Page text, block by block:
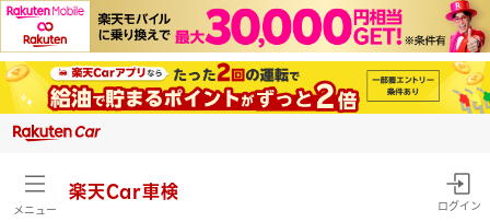
メニュー
楽天Car車検
ログイン